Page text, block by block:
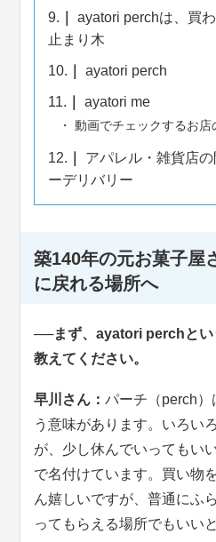
9.
ayatori perchは、買
止まり木
10. ayatori perch
11. ayatori me
動画でチェックするお店
12.
アパレル・雑貨店
ーデリバリー
築140年の元お菓子屋
に戻れる場所へ
──まず、ayatori perchとい
教えてください。
早川さん：パーチ（perch
う意味があります。いろい
が、少し休んでいってもい
で名付けています。買い物
ん嬉しいですが、普通にふ
ってもらえる場所でもいい